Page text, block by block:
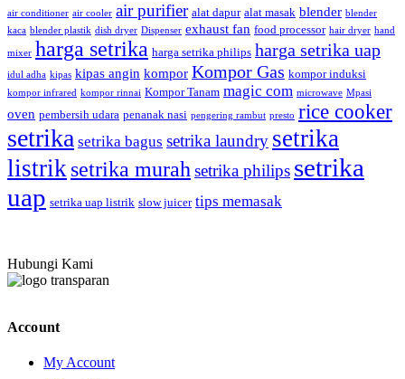
air conditioner air cooler air purifier alat dapur alat masak blender blender
kaca blender plastik dish dryer Dispenser exhaust fan food processor hair dryer hand
mixer harga setrika harga setrika philips harga setrika uap
idul adha kipas kipas angin kompor Kompor Gas kompor induksi
kompor infrared kompor rinnai Kompor Tanam magic com microwave Mpasi
oven pembersih udara penanak nasi pengering rambut presto rice cooker
setrika setrika bagus setrika laundry setrika
listriksetrika murah setrika philips setrika
uap setrika uap listrik slow juicer tips memasak
Hubungi Kami
Account
My Account